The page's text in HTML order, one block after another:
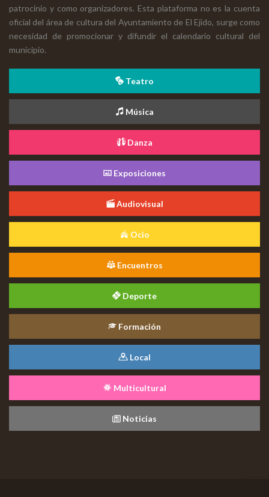
patrocinio y como organizadores. Esta plataforma no es la cuenta
oficial del área de cultura del Ayuntamiento de El Ejido, surge como
necesidad de promocionar y difundir el calendario cultural del
municipio.
Teatro
Música
Danza
Exposiciones
Audiovisual
Ocio
Encuentros
Deporte
Formación
Local
Multicultural
Noticias